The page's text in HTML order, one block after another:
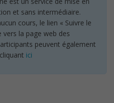
et sans intermédiaire.
cours, le lien « Suivre le
vers la page web des
peuvent également
ici